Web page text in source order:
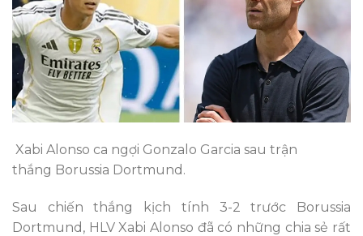
Xabi Alonso ca ngợi Gonzalo Garcia sau trận
thắng Borussia Dortmund.
Sau chiến thắng kịch tính 3-2 trước Borussia
Dortmund, HLV Xabi Alonso đã có những chia sẻ rất